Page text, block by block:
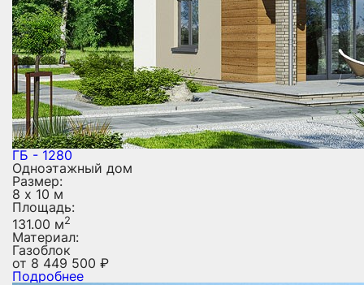
ГБ - 1280
Одноэтажный дом
Размер:
8 х 10 м
Площадь:
131.00 м2
Материал:
Газоблок
от 8 449 500 ₽
Подробнее